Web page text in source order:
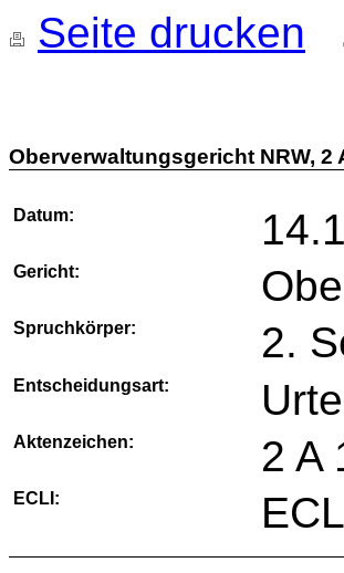
Seite drucken
Oberverwaltungsgericht NRW, 2
Datum:
Gericht:
Spruchkörper: 2.
Entscheidungsart:
Aktenzeichen: 2 A
ECLI: